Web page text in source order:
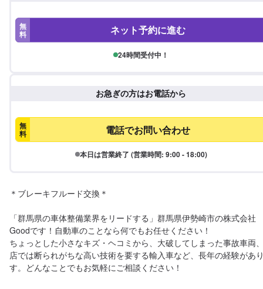
無
料 ネット予約に進む
24時間受付中！
お急ぎの方はお電話から
無
料 電話でお問い合わせ
本日は営業終了 (営業時間: 9:00 - 18:00)
＊ブレーキフルード交換＊
「群馬県の車体整備業界をリードする」群馬県伊勢崎市の株式会社
Goodです！自動車のことなら何でもお任せください！
ちょっとした小さなキズ・ヘコミから、大破してしまった事故車両
店では断られがちな高い技術を要する輸入車など、長年の経験があ
す。どんなことでもお気軽にご相談ください！